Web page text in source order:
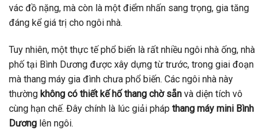
vác đồ nặng, mà còn là một điểm nhấn sang trọng, gia tăng
đáng kể giá trị cho ngôi nhà.
Tuy nhiên, một thực tế phổ biến là rất nhiều ngôi nhà ống, nhà
phố tại Bình Dương được xây dựng từ trước, trong giai đoạn
mà thang máy gia đình chưa phổ biến. Các ngôi nhà này
thường không có thiết kế hố thang chờ sẵn và diện tích vô
cùng hạn chế. Đây chính là lúc giải pháp thang máy mini Bình
Dương lên ngôi.